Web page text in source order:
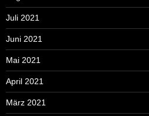
Juli 2021
Juni 2021
Mai 2021
April 2021
März 2021